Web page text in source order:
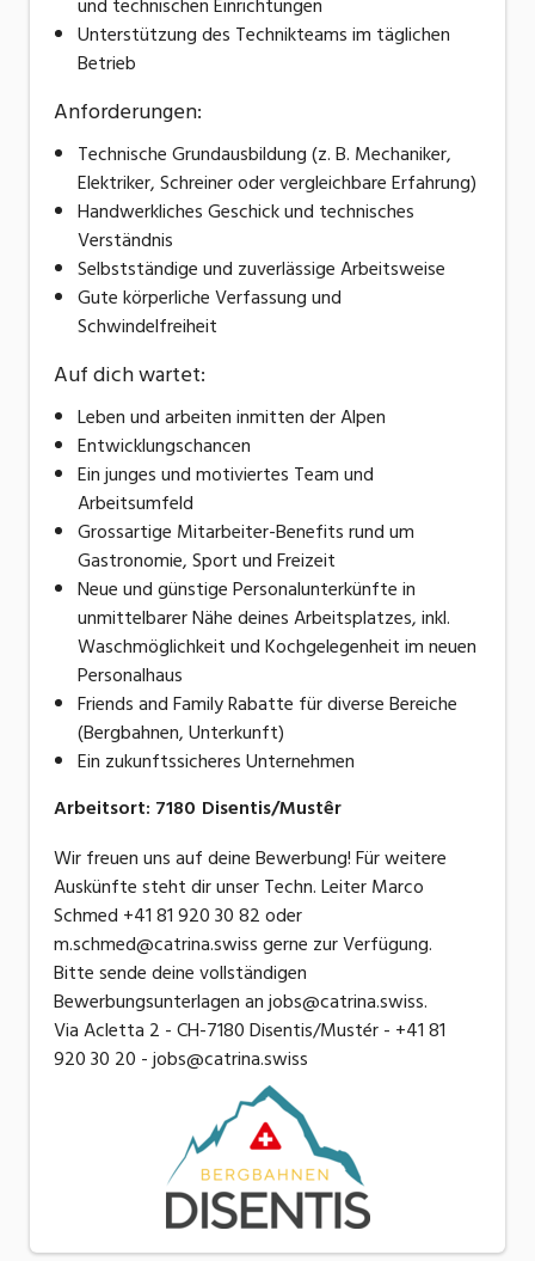
Unterstützung des Technikteams im täglichen
Betrieb
Anforderungen:
Technische Grundausbildung (z. B. Mechaniker,
Elektriker, Schreiner oder vergleichbare Erfahrung)
Handwerkliches Geschick und technisches
Verständnis
Selbstständige und zuverlässige Arbeitsweise
Gute körperliche Verfassung und
Schwindelfreiheit
Auf dich wartet:
Leben und arbeiten inmitten der Alpen
Entwicklungschancen
Ein junges und motiviertes Team und
Arbeitsumfeld
Grossartige Mitarbeiter-Benefits rund um
Gastronomie, Sport und Freizeit
Neue und günstige Personalunterkünfte in
unmittelbarer Nähe deines Arbeitsplatzes, inkl.
Waschmöglichkeit und Kochgelegenheit im neuen
Personalhaus
Friends and Family Rabatte für diverse Bereiche
(Bergbahnen, Unterkunft)
Ein zukunftssicheres Unternehmen
Arbeitsort: 7180 Disentis/Mustêr
Wir freuen uns auf deine Bewerbung! Für weitere
Auskünfte steht dir unser Techn. Leiter Marco
Schmed +41 81 920 30 82 oder
m.schmed@catrina.swiss gerne zur Verfügung.
Bitte sende deine vollständigen
Bewerbungsunterlagen an jobs@catrina.swiss.
Via Acletta 2 - CH-7180 Disentis/Mustér - +41 81
920 30 20 - jobs@catrina.swiss